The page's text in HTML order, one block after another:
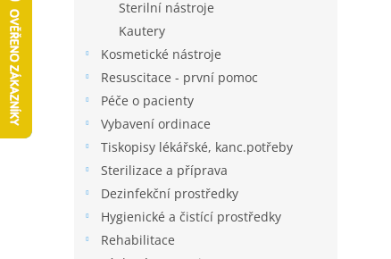
Sterilní nástroje
Kautery
Kosmetické nástroje
Resuscitace - první pomoc
Péče o pacienty
Vybavení ordinace
Tiskopisy lékářské, kanc.potřeby
Sterilizace a příprava
Dezinfekční prostředky
Hygienické a čistící prostředky
Rehabilitace